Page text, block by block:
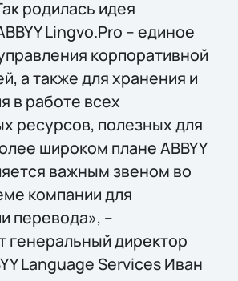
родилась идея
Lingvo.Pro – единое
корпоративной
а также для хранения и
в работе всех
ресурсов, полезных для
широком плане ABBYY
важным звеном во
компании для
перевода», –
генеральный директор
Language Services Иван